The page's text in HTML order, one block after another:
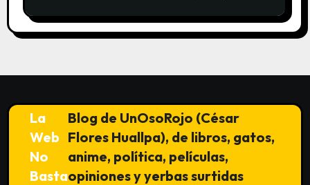
La
Web
No
Basta
Blog de UnOsoRojo (César
Flores Huallpa), de libros, gatos,
anime, política, películas,
opiniones y yerbas surtidas